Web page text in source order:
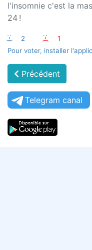
l'insomnie c'est la
24 !
:-) 2 :-(
1
Pour voter, installer
Précédent
Telegram canal